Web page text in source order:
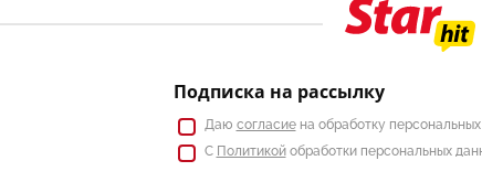
Подписка на рассылку
Даю согласиена обработку
С Политикойобработки персональных